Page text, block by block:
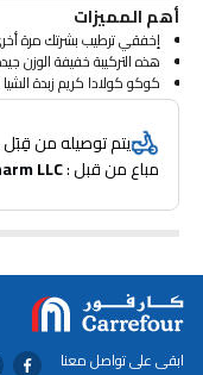
أهم المميزات
إخفقي ترطيب بشرتك مرة
هذه التركيبة خفيفة الوزن
كوكو كولادا كريم زبدة الشيا المخفوقة هي العلاج
رائحة الصيف المشرقة من
رائعة!
يتم توصيله من قِبَل
مباع من قبل : LLC
ابقى على تواصل معنا